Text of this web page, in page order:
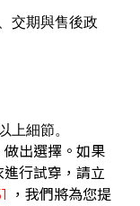
交期與售後政
上細節。
出選擇。如果
行試穿，請立
，我們將為您提